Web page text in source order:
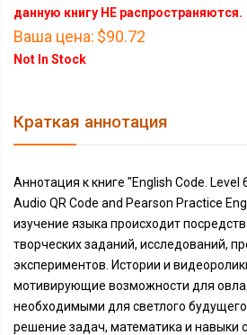
данную книгу НЕ распространяются.
Ваша цена: $90.72
Not In Stock
Краткая аннотация
Аннотация к книге "English Code. Level
Audio QR Code and Pearson Practice
изучение языка происходит
творческих заданий, исследований,
экспериментов. Истории и
мотивирующие возможности для
необходимыми для светлого
решение задач, математика и навыки